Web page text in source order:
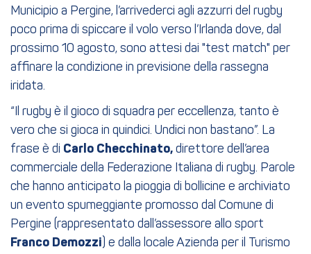
Municipio a Pergine, l’arrivederci agli azzurri del rugby
poco prima di spiccare il volo verso l’Irlanda dove, dal
prossimo 10 agosto, sono attesi dai "test match" per
affinare la condizione in previsione della rassegna
iridata.
“Il rugby è il gioco di squadra per eccellenza, tanto è
vero che si gioca in quindici. Undici non bastano”. La
frase è di Carlo Checchinato, direttore dell’area
commerciale della Federazione Italiana di rugby. Parole
che hanno anticipato la pioggia di bollicine e archiviato
un evento spumeggiante promosso dal Comune di
Pergine (rappresentato dall’assessore allo sport
Franco Demozzi) e dalla locale Azienda per il Turismo